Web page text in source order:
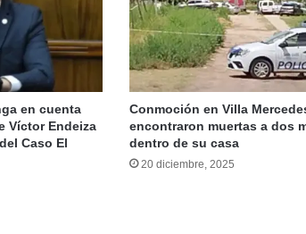
5 abril, 2026
en cuenta
Víctor Endeiza
Caso El
Conmoción en Villa
encontraron muertas a dos
dentro de su casa
20 diciembre, 2025